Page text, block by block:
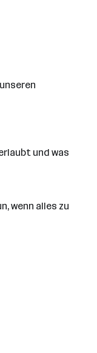
und was
wenn alles zu